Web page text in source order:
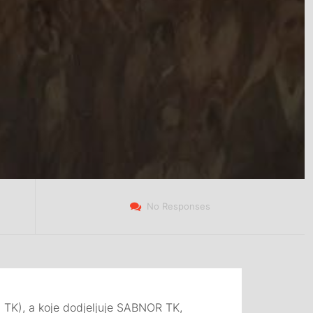
No Responses
a koje dodjeljuje SABNOR TK,